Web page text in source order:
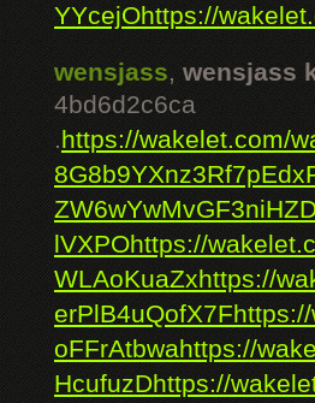
YYcejOhttps://
wensjass, wensjass
4bd6d2c6ca
.https://wakelet.com/
lVXPOhttps://
WLAoKuaZxhttps://
erPlB4uQofX7F
oFFrAtbwahttps://
HcufuzDhttps://